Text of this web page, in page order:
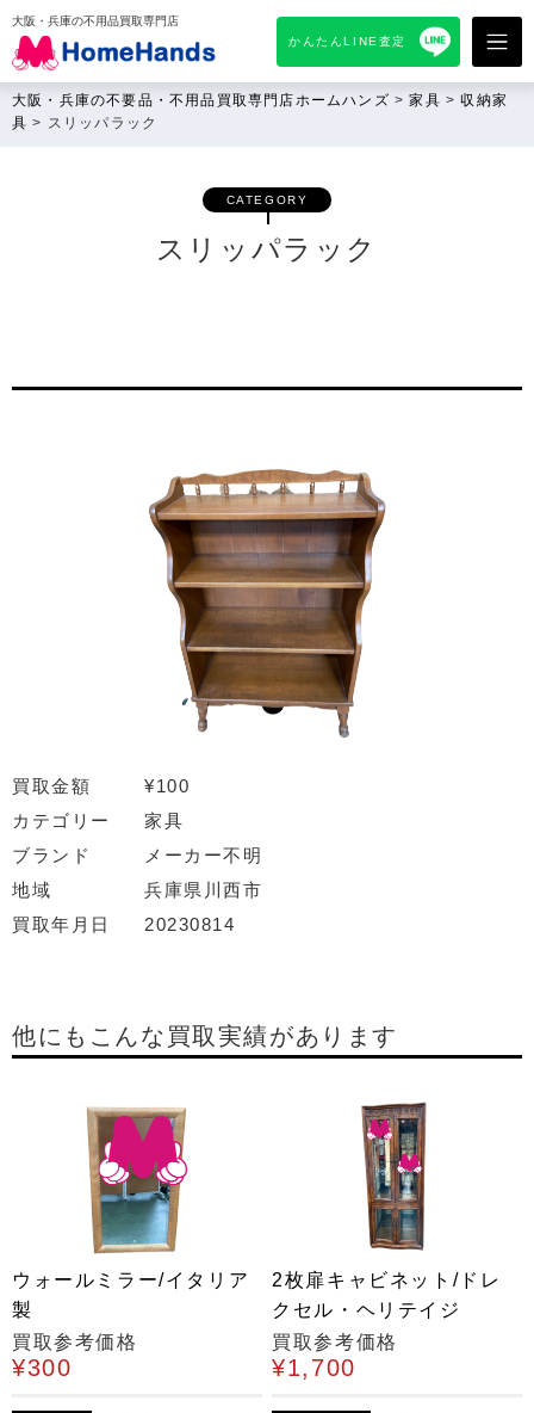
大阪・兵庫の不用品買取専門店
かんたんLINE査定
大阪・兵庫の不要品・不用品買取専門店ホームハンズ >家具 >収納家
具 > スリッパラック
CATEGORY
スリッパラック
買取金額
¥100
カテゴリー
家具
ブランド
メーカー不明
地域
兵庫県川西市
買取年月日
20230814
他にもこんな買取実績があります
ウォールミラー/イタリア
製
買取参考価格
¥300
2枚扉キャビネット/ドレ
クセル・ヘリテイジ
買取参考価格
¥1,700